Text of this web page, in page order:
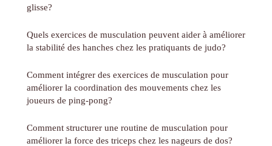
glisse?
Quels exercices de musculation peuvent aider à améliorer
la stabilité des hanches chez les pratiquants de judo?
Comment intégrer des exercices de musculation pour
améliorer la coordination des mouvements chez les
joueurs de ping-pong?
Comment structurer une routine de musculation pour
améliorer la force des triceps chez les nageurs de dos?